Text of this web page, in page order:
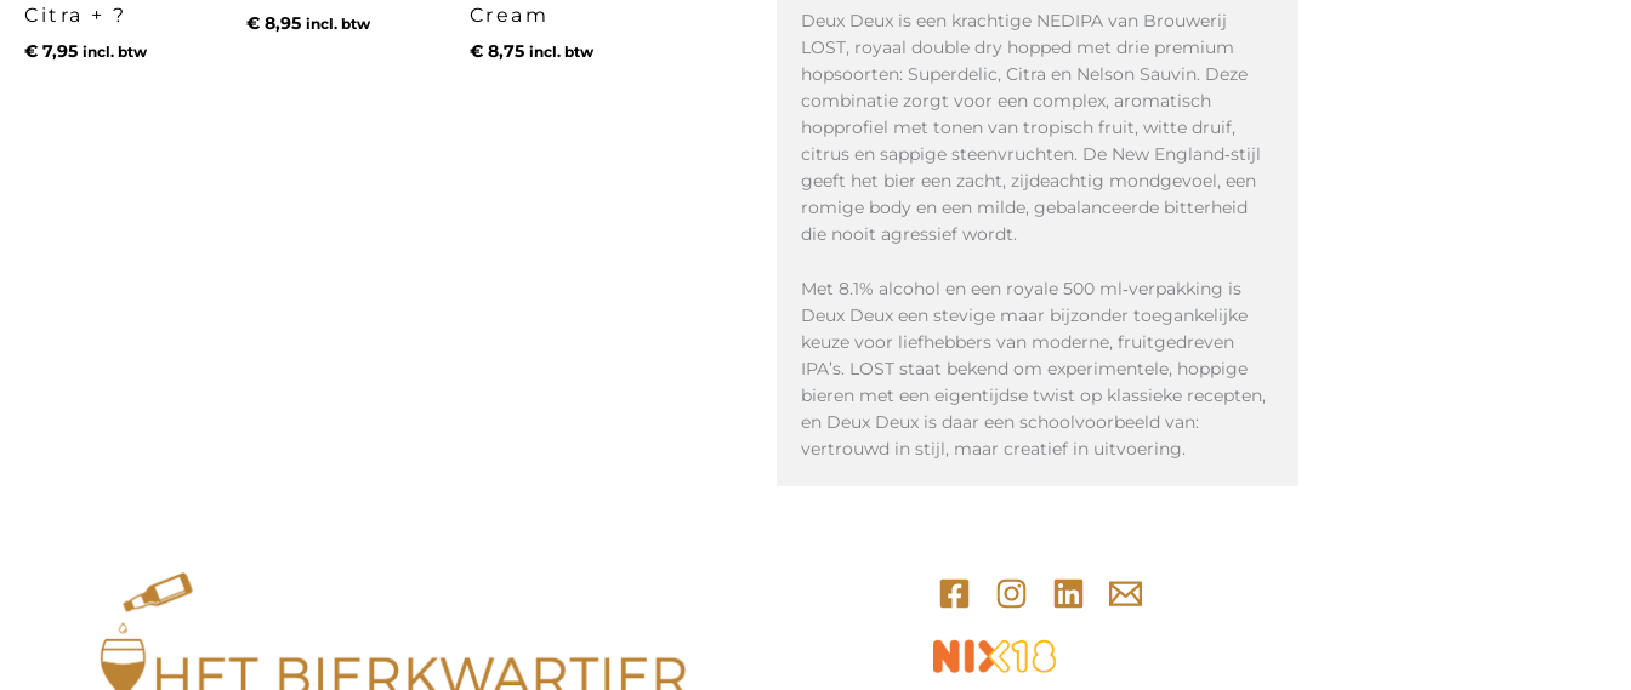
Citra + ?
€ 7,95 incl. btw
€ 8,95 incl. btw
Cream
€8,75 incl. btw
Deux Deux is een krachtige NEDIPA van Brouwerij
LOST, royaal double dry hopped met drie premium
hopsoorten: Superdelic, Citra en Nelson Sauvin. Deze
combinatie zorgt voor een complex, aromatisch
hopprofiel met tonen van tropisch fruit, witte druif,
citrus en sappige steenvruchten. De New England‑stijl
geeft het bier een zacht, zijdeachtig mondgevoel, een
romige body en een milde, gebalanceerde bitterheid
die nooit agressief wordt.
Met 8.1% alcohol en een royale 500 ml‑verpakking is
Deux Deux een stevige maar bijzonder toegankelijke
keuze voor liefhebbers van moderne, fruitgedreven
IPA’s. LOST staat bekend om experimentele, hoppige
bieren met een eigentijdse twist op klassieke recepten,
en Deux Deux is daar een schoolvoorbeeld van:
vertrouwd in stijl, maar creatief in uitvoering.